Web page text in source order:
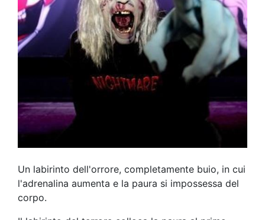
Un labirinto dell'orrore, completamente buio, in cui
l'adrenalina aumenta e la paura si impossessa del
corpo.